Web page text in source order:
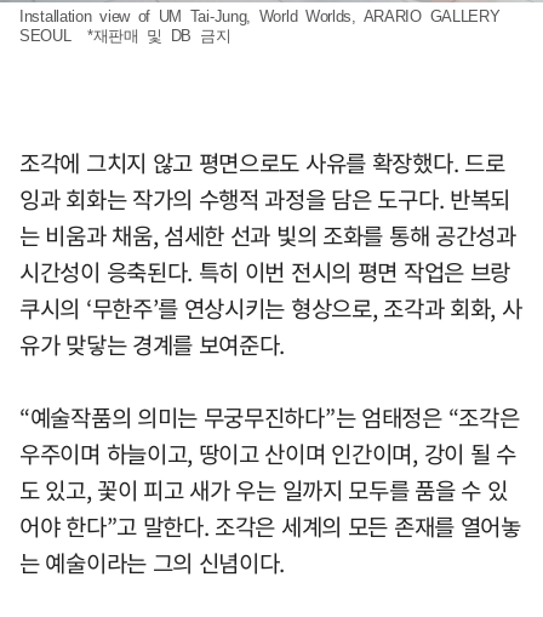
Installation view of UM Tai-Jung, World Worlds, ARARIO GALLERY
SEOUL *재판매 및 DB 금지
조각에 그치지 않고 평면으로도 사유를 확장했다. 드로
잉과 회화는 작가의 수행적 과정을 담은 도구다. 반복되
는 비움과 채움, 섬세한 선과 빛의 조화를 통해 공간성과
시간성이 응축된다. 특히 이번 전시의 평면 작업은 브랑
쿠시의 ‘무한주’를 연상시키는 형상으로, 조각과 회화, 사
유가 맞닿는 경계를 보여준다.
“예술작품의 의미는 무궁무진하다”는 엄태정은 “조각은
우주이며 하늘이고, 땅이고 산이며 인간이며, 강이 될 수
도 있고, 꽃이 피고 새가 우는 일까지 모두를 품을 수 있
어야 한다”고 말한다. 조각은 세계의 모든 존재를 열어놓
는 예술이라는 그의 신념이다.